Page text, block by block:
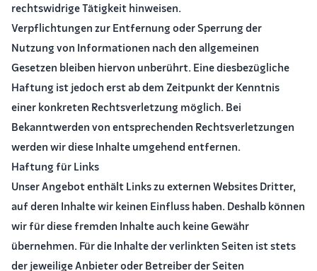
rechtswidrige Tätigkeit hinweisen.
Verpflichtungen zur Entfernung oder Sperrung der
Nutzung von Informationen nach den allgemeinen
Gesetzen bleiben hiervon unberührt. Eine diesbezügliche
Haftung ist jedoch erst ab dem Zeitpunkt der Kenntnis
einer konkreten Rechtsverletzung möglich. Bei
Bekanntwerden von entsprechenden Rechtsverletzungen
werden wir diese Inhalte umgehend entfernen.
Haftung für Links
Unser Angebot enthält Links zu externen Websites Dritter,
auf deren Inhalte wir keinen Einfluss haben. Deshalb können
wir für diese fremden Inhalte auch keine Gewähr
übernehmen. Für die Inhalte der verlinkten Seiten ist stets
der jeweilige Anbieter oder Betreiber der Seiten